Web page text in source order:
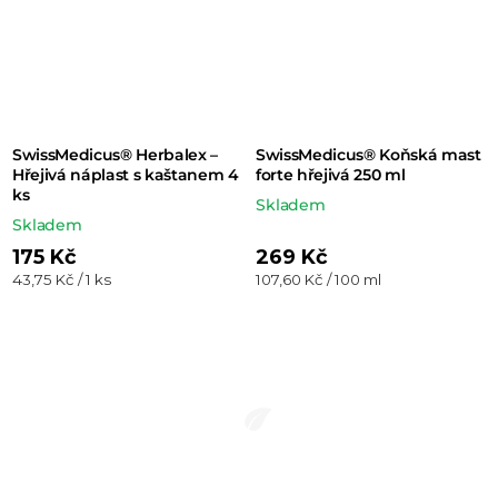
SwissMedicus® Herbalex –
Hřejivá náplast s kaštanem 4
ks
Skladem
175 Kč
Měrná
43,75 Kč / 1 ks
SwissMedicus® Koňská mast
forte hřejivá 250 ml
Skladem
269 Kč
Měrná
107,60 Kč / 100 ml